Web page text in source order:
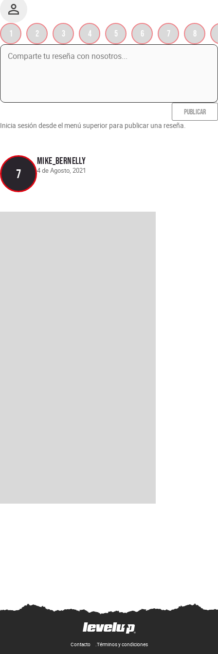
1 2 3 4 5 6 7 8
PUBLICAR
Inicia sesión desde el menú superior para publicar una reseña.
7
Mike_Bernelly
4 de Agosto, 2021
Contacto Términos y condiciones